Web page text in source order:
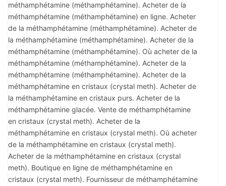
méthamphétamine (méthamphétamine). Acheter de la
méthamphétamine (méthamphétamine) en ligne. Acheter
de la méthamphétamine (méthamphétamine). Acheter de
la méthamphétamine (méthamphétamine). Acheter de la
méthamphétamine (méthamphétamine). Où acheter de la
méthamphétamine (méthamphétamine). Acheter de la
méthamphétamine (méthamphétamine). Acheter de la
méthamphétamine en cristaux (crystal meth). Acheter de
la méthamphétamine en cristaux purs. Acheter de la
méthamphétamine glacée. Vente de méthamphétamine
en cristaux (crystal meth). Acheter de la
méthamphétamine en cristaux (crystal meth). Où acheter
de la méthamphétamine en cristaux (crystal meth).
Acheter de la méthamphétamine en cristaux (crystal
meth). Boutique en ligne de méthamphétamine en
cristaux (crystal meth). Fournisseur de méthamphétamine